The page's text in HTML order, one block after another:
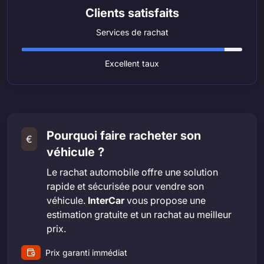
Clients satisfaits
Services de rachat
Excellent taux
€
Pourquoi faire racheter son
véhicule ?
Le rachat automobile offre une solution
rapide et sécurisée pour vendre son
véhicule. InterCarvous propose une
estimation gratuite et un rachat au meilleur
prix.
Prix garanti immédiat